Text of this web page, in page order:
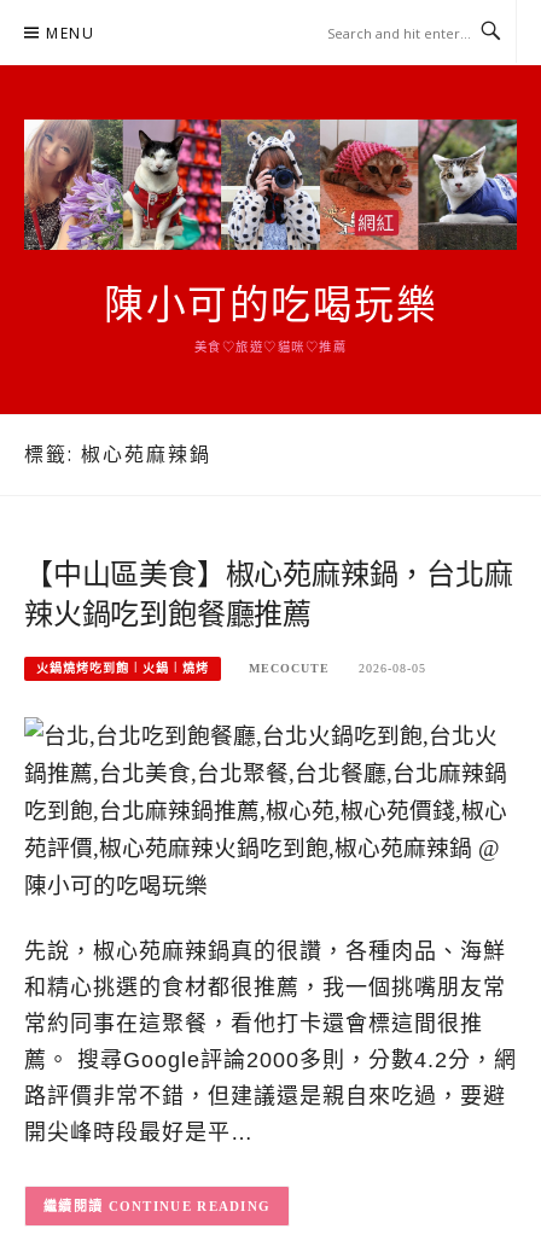
MENU
陳小可的吃喝玩樂
美食♡旅遊♡貓咪♡推薦
標籤: 椒心苑麻辣鍋
【中山區美食】椒心苑麻辣鍋，台北麻
辣火鍋吃到飽餐廳推薦
火鍋燒烤吃到飽︱火鍋︱燒烤 MECOCUTE 2026-08-05
先說，椒心苑麻辣鍋真的很讚，各種肉品、海鮮
和精心挑選的食材都很推薦，我一個挑嘴朋友常
常約同事在這聚餐，看他打卡還會標這間很推
薦。 搜尋Google評論2000多則，分數4.2分，網
路評價非常不錯，但建議還是親自來吃過，要避
開尖峰時段最好是平…
CONTINUE READING